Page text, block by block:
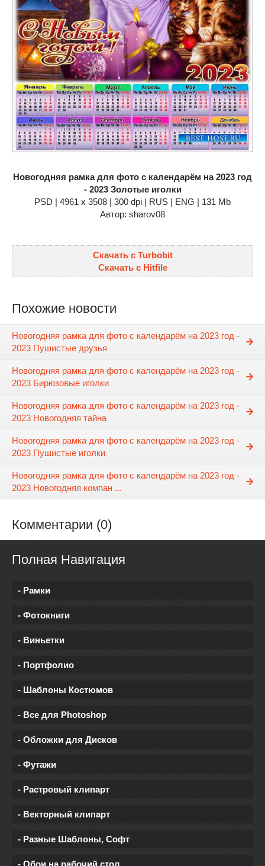
Новогодняя рамка для фото с календарём на 2023 год
- 2023 Золотые иголки
PSD | 4961 х 3508 | 300 dpi | RUS | ENG | 131 Mb
Автор: sharov08
Скачать с Turbobit
Скачать с Hitfile
Похожие новости
Новогодняя рамка для фото с календарём на 2023 год -
2023 Пушистые друзья
Новогодняя рамка для фото с календарём на 2023 год -
2023 Бирюзовые иголки
Новогодняя рамка для фото с календарём на 2023 год -
2023 Новогодняя тайна
Новогодняя рамка для фото с календарём на 2023 год -
2023 Пушистые иголки
Новогодняя рамка для фото с календарём на 2023 год -
2023 Новогодняя компан ...
Комментарии (0)
Полная Навигация
- Рамки
- Фотокниги
- Виньетки
- Портфолио
- Шаблоны Костюмов
- Все для Photoshop
- Обложки для Дисков
- Футажи
- Растровый клипарт
- Векторный клипарт
- Разные Шаблоны, Софт